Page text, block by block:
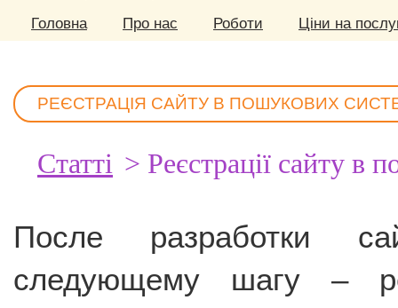
Головна Про нас Роботи Ціни на
РЕЄСТРАЦІЯ САЙТУ В ПОШУКОВИХ
Статті > Реєстрації сайту в
После разработки
следующему шагу –